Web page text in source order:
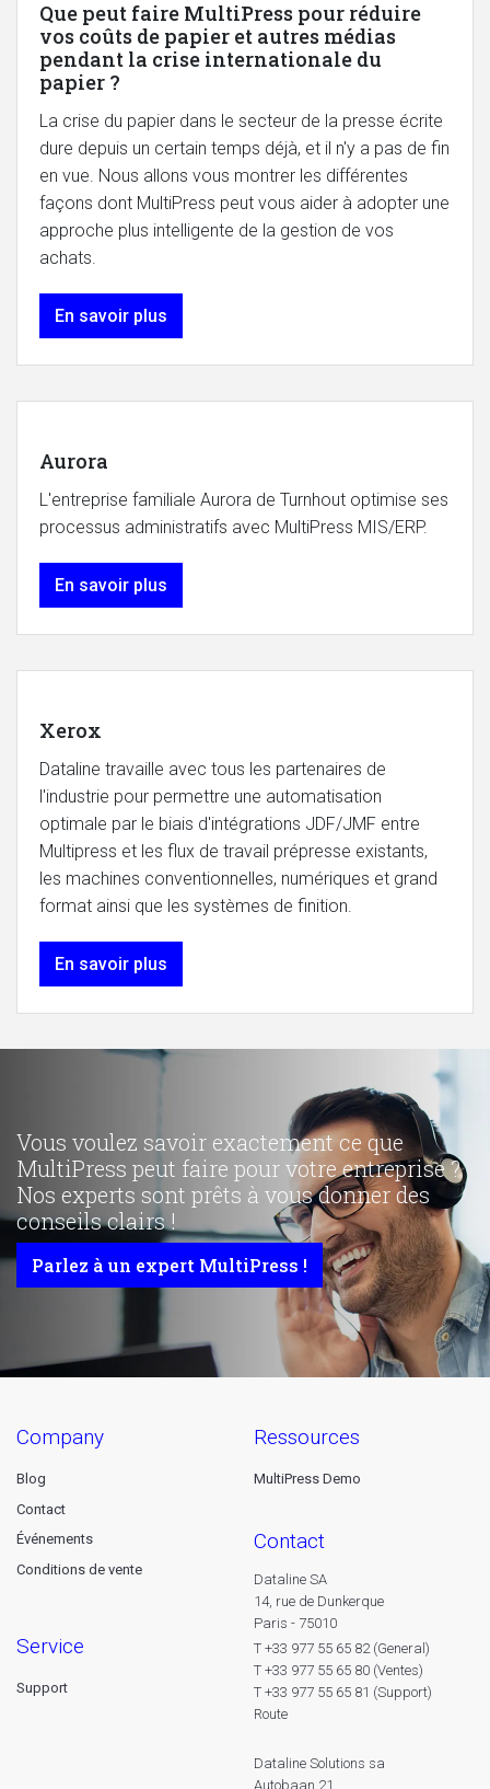
Que peut faire MultiPress pour réduire
vos coûts de papier et autres médias
pendant la crise internationale du
papier ?
La crise du papier dans le secteur de la presse écrite
dure depuis un certain temps déjà, et il n'y a pas de fin
en vue. Nous allons vous montrer les différentes
façons dont MultiPress peut vous aider à adopter une
approche plus intelligente de la gestion de vos
achats.
En savoir plus
Aurora
L'entreprise familiale Aurora de Turnhout optimise ses
processus administratifs avec MultiPress MIS/ERP.
En savoir plus
Xerox
Dataline travaille avec tous les partenaires de
l'industrie pour permettre une automatisation
optimale par le biais d'intégrations JDF/JMF entre
Multipress et les flux de travail prépresse existants,
les machines conventionnelles, numériques et grand
format ainsi que les systèmes de finition.
En savoir plus
Vous voulez savoir exactement ce que
MultiPress peut faire pour votre entreprise ?
Nos experts sont prêts à vous donner des
conseils clairs !
Parlez à un expert MultiPress !
company
Blog
Contact
Événements
Conditions de vente
service
Support
ressources
MultiPress Demo
contact
Dataline SA
14, rue de Dunkerque
Paris - 75010
T +33 977 55 65 82 (General)
T +33 977 55 65 80 (Ventes)
T +33 977 55 65 81 (Support)
Route
Dataline Solutions sa
Autobaan 21